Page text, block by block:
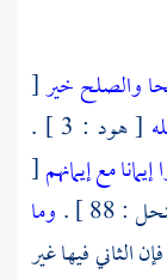
والصلح خير[
[ هود : 3 ] .
إيمانا مع إيمانهم[
: 88 ] .
وما
: 36 ] . فإن الثاني فيها غير